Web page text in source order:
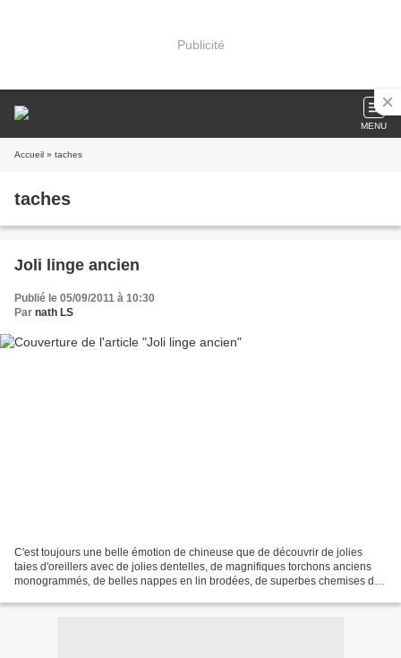
Publicité
MENU
Accueil » taches
taches
Joli linge ancien
Publié le 05/09/2011 à 10:30
Par nath LS
C'est toujours une belle émotion de chineuse que de découvrir de jolies
taies d'oreillers avec de jolies dentelles, de magnifiques torchons anciens
monogrammés, de belles nappes en lin brodées, de superbes chemises de